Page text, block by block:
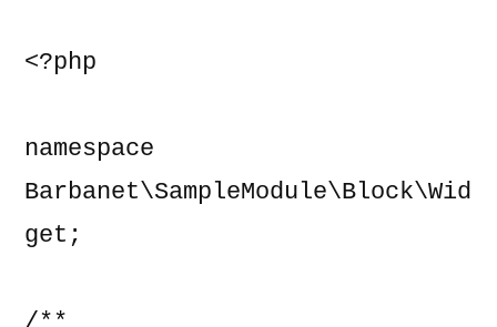
<?php
namespace
Barbanet\SampleModule\Block\Wid
get;
/**